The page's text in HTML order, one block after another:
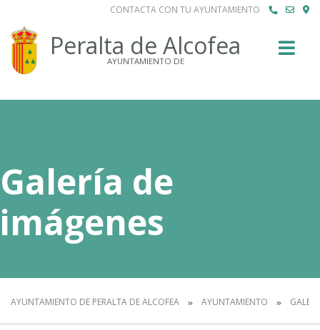
CONTACTA CON TU AYUNTAMIENTO
Peralta de Alcofea
AYUNTAMIENTO DE
Galería de
imágenes
AYUNTAMIENTO DE PERALTA DE ALCOFEA AYUNTAMIENTO